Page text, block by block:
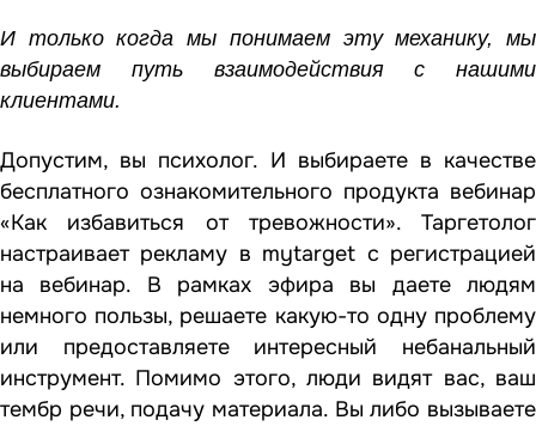
И только когда мы понимаем эту механику, мы
выбираем путь взаимодействия с нашими
клиентами.
Допустим, вы психолог. И выбираете в качестве
бесплатного ознакомительного продукта вебинар
«Как избавиться от тревожности». Таргетолог
настраивает рекламу в mytarget с регистрацией
на вебинар. В рамках эфира вы даете людям
немного пользы, решаете какую-то одну проблему
или предоставляете интересный небанальный
инструмент. Помимо этого, люди видят вас, ваш
тембр речи, подачу материала. Вы либо вызываете